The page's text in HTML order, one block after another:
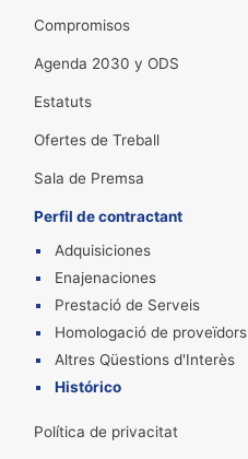
Compromisos
Agenda 2030 y ODS
Estatuts
Ofertes de Treball
Sala de Premsa
Perfil de contractant
Adquisiciones
Enajenaciones
Prestació de Serveis
Homologació de proveïdors
Altres Qüestions d'Interès
Histórico
Política de privacitat